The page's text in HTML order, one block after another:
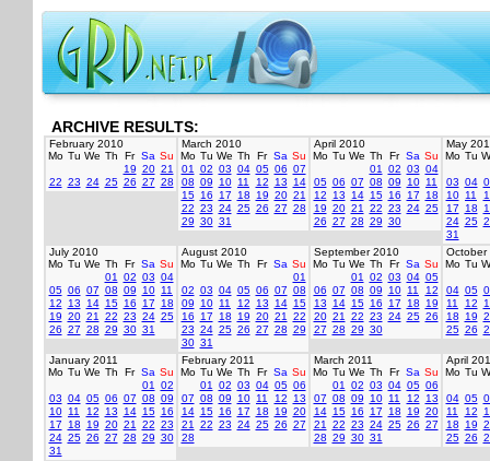
ARCHIVE RESULTS:
February 2010
Mo Tu We Th Fr Sa Su
19 20 21
22 23 24 25 26 27 28
March 2010
Mo Tu We Th Fr Sa Su
01
02 03 04 05 06 07
08 09 10 11 12 13
14
15 16 17 18 19 20 21
22 23 24 25 26 27 28
29 30 31
April 2010
Mo Tu We Th Fr Sa Su
01
02 03 04
05 06 07 08 09 10 11
12
13 14 15 16 17
18
19 20 21 22 23 24 25
26 27 28 29 30
May
Mo Tu
03 04
10 11
17
18
24 25
31
July 2010
Mo Tu We Th Fr Sa Su
01
02 03 04
05 06 07 08 09 10 11
12
13 14 15 16 17
18
19 20 21 22 23 24 25
26 27 28 29 30 31
August 2010
Mo Tu We Th Fr Sa Su
01
02 03 04 05 06 07 08
09
10 11 12 13 14 15
16
17 18 19 20 21
22
23 24 25 26 27 28 29
30 31
September 2010
Mo Tu We Th Fr Sa Su
01
02 03 04 05
06 07 08 09 10 11
12
13
14 15 16 17 18
19
20 21 22 23 24 25 26
27 28 29 30
October
Mo Tu
04 05
11
12
18
19
25 26
January 2011
Mo Tu We Th Fr Sa Su
01
02
03 04 05 06 07 08 09
10 11 12 13 14 15 16
17
18 19 20 21 22 23
24 25 26 27 28 29 30
31
February 2011
Mo Tu We Th Fr Sa Su
01
02 03 04 05 06
07 08 09 10 11 12
13
14 15 16 17 18 19 20
21
22 23 24 25 26 27
28
March 2011
Mo Tu We Th Fr Sa Su
01
02 03 04 05 06
07 08 09 10 11 12
13
14 15 16 17 18 19 20
21
22 23 24 25 26 27
28 29 30 31
April
Mo Tu
04 05
11
12
18
19
25 26